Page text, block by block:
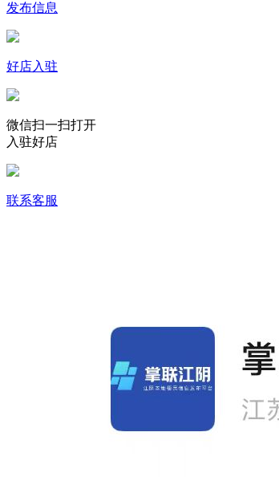
发布信息
好店入驻
微信扫一扫打开
入驻好店
联系客服